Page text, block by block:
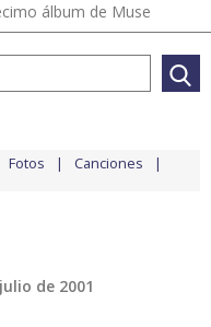
álbum de Muse
Fotos Canciones
de 2001